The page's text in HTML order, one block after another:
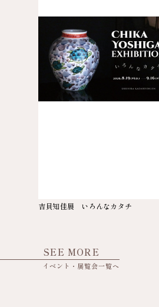
吉貝知佳展 いろんなカタチ
SEE MORE
イベント・展覧会一覧へ